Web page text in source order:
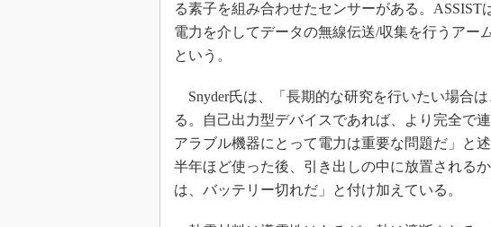
る素子を組み合わせたセンサーがある。ASSIST
電力を介してデータの無線伝送/収集を行うアー
という。
Snyder氏は、「長期的な研究を行いたい場合
る。自己出力型デバイスであれば、より完全で
アラブル機器にとって電力は重要な問題だ」と
半年ほど使った後、引き出しの中に放置される
は、バッテリー切れだ」と付け加えている。